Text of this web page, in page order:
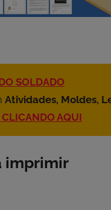
SOLDADO
Atividades, Moldes,
AQUI
imprimir